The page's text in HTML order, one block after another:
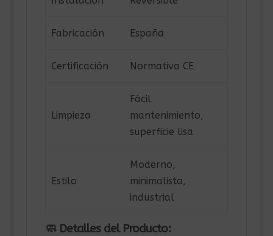
Fabricación España
Certificación Normativa CE
Limpieza
Fácil
mantenimiento,
superficie lisa
Estilo
Moderno,
minimalista,
industrial
🧼 Detalles del Producto: